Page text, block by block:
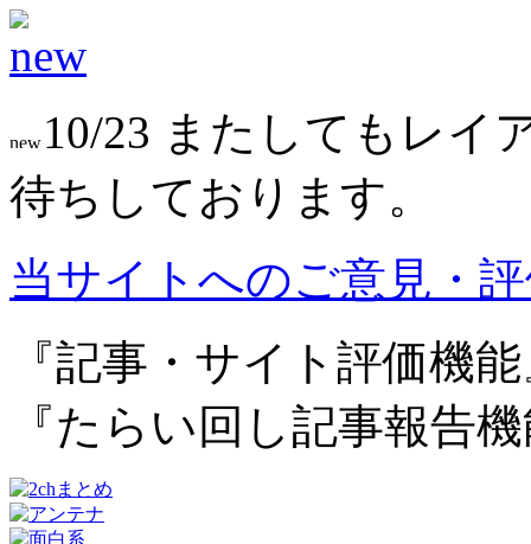
10/23 またしてもレイ
待ちしております。
当サイトへのご意見・
『記事・サイト評価機
『たらい回し記事報告